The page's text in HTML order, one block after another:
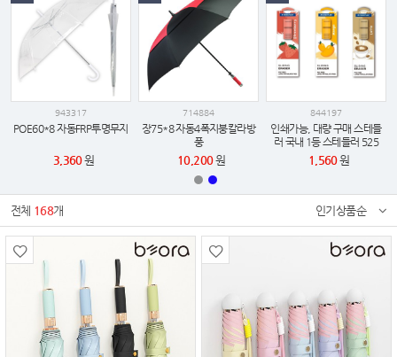
943317
POE60*8 자동FRP투명무지
3,360원
714884
장75*8 자동4폭지붕칼라방
풍
10,200원
844197
인쇄가능, 대량 구매 스테들
러 국내 1등 스테들러 525
슬라이딩 지우개 2025 카페
에디션 한정판
1,560원
전체 168개 인기상품순